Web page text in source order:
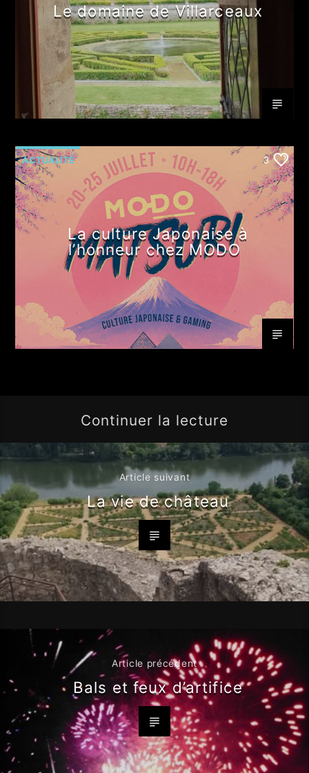
Le domaine de Villarceaux
ACTUALITÉ 3
La culture Japonaise à
l’honneur chez MODO
Continuer la lecture
Article suivant
La vie de château
Article précédent
Bals et feux d’artifice